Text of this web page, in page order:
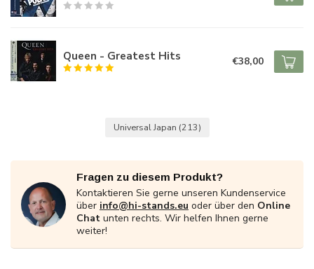
Queen - Greatest Hits €38,00
Universal Japan (213)
Fragen zu diesem Produkt?
Kontaktieren Sie gerne unseren Kundenservice
über info@hi-stands.eu oder über den Online
Chat unten rechts. Wir helfen Ihnen gerne
weiter!